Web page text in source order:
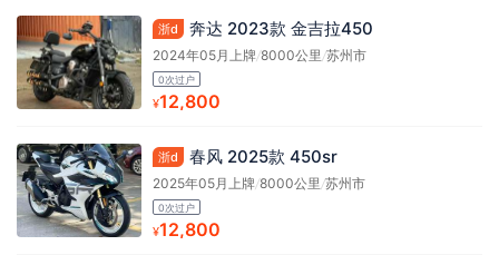
浙d 奔达 2023款 金吉拉450
2024年05月上牌/8000公里/苏州市
0次过户
¥12,800
浙d 春风 2025款 450sr
2025年05月上牌/8000公里/苏州市
0次过户
¥12,800